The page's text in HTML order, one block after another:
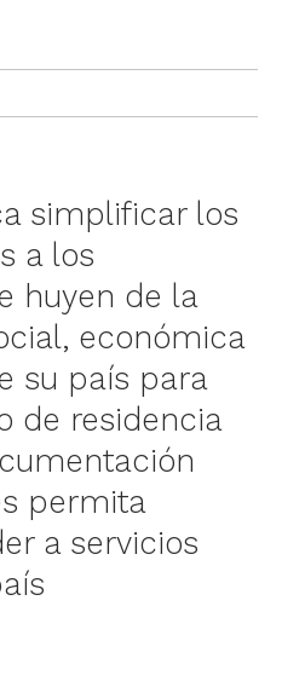
simplificar los
a los
huyen de la
económica
su país para
de residencia
permita
a servicios